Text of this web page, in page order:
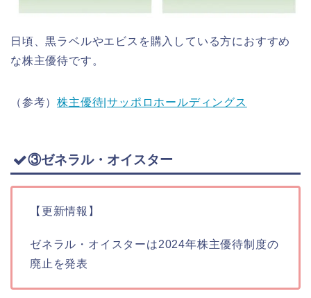
日頃、黒ラベルやエビスを購入している方におすすめ
な株主優待です。
（参考）株主優待|サッポロホールディングス
③ゼネラル・オイスター
【更新情報】
ゼネラル・オイスターは2024年株主優待制度の
廃止を発表